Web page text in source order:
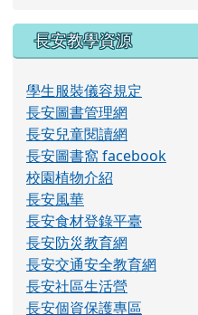
長安教學資源
學生服裝儀容規定
長安圖書管理網
長安兒童閱讀網
長安圖書窩 facebook
校園植物介紹
長安風華
長安食材登錄平臺
長安防災教育網
長安交通安全教育網
長安社區生活營
長安個資保護專區